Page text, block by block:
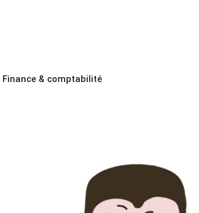
Finance & comptabilité